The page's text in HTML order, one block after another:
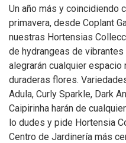
Un año más y coincidiendo
primavera, desde Coplant
nuestras Hortensias
de hydrangeas de
alegrarán cualquier espacio
duraderas flores.
Adula, Curly Sparkle, Dark
Caipirinha harán de
lo dudes y pide Hortensia
Centro de Jardinería más